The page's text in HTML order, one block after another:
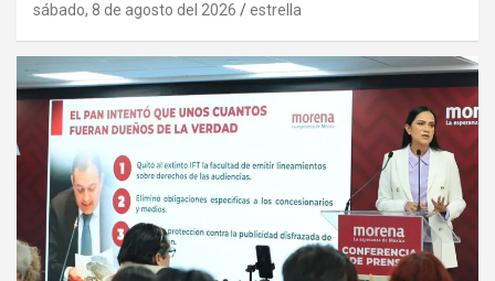
sábado, 8 de agosto del 2026 estrella